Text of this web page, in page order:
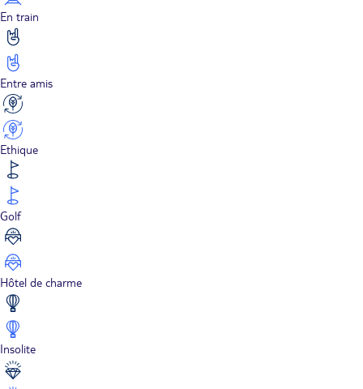
En train
Entre amis
Ethique
Golf
Hôtel de charme
Insolite